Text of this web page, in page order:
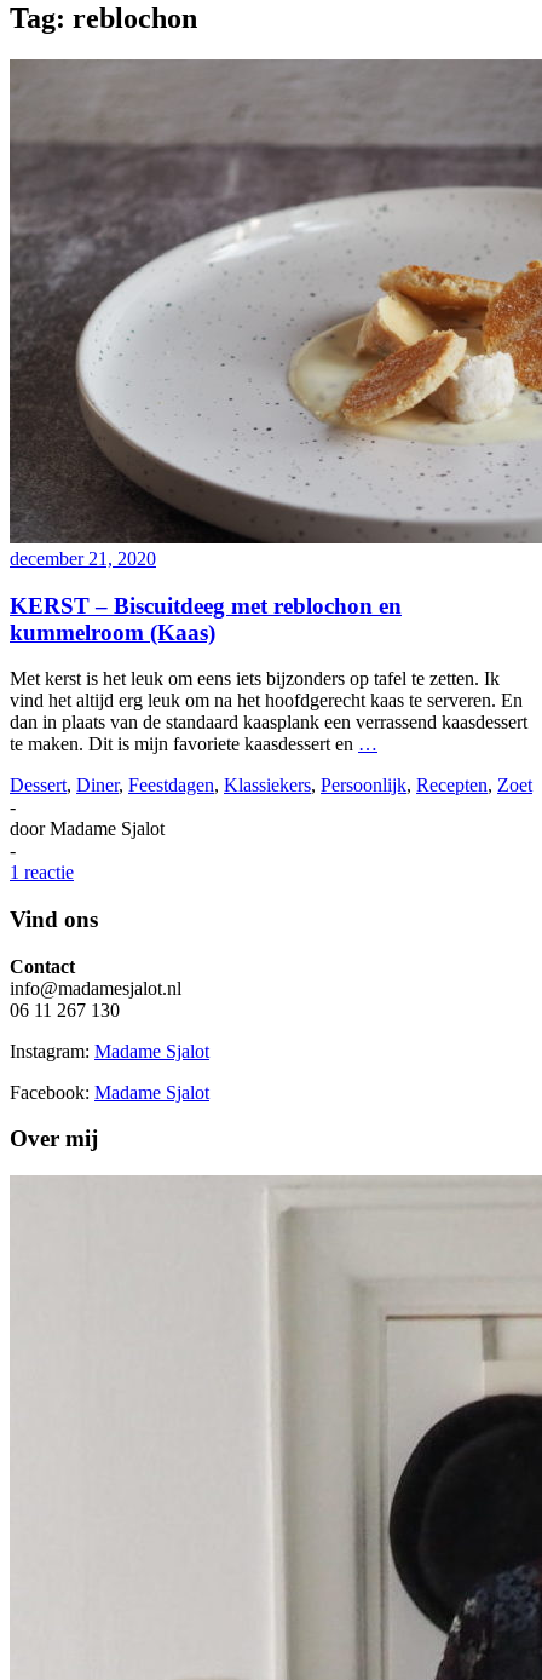
Tag: reblochon
december 21, 2020
KERST – Biscuitdeeg met reblochon en
kummelroom (Kaas)
Met kerst is het leuk om eens iets bijzonders op tafel te zetten. Ik
vind het altijd erg leuk om na het hoofdgerecht kaas te serveren. En
dan in plaats van de standaard kaasplank een verrassend kaasdessert
te maken. Dit is mijn favoriete kaasdessert en …
Dessert, Diner, Feestdagen, Klassiekers, Persoonlijk, Recepten, Zoet
-
doorMadame Sjalot
-
1 reactie
Vind ons
Contact
info@madamesjalot.nl
06 11 267 130
Instagram: Madame Sjalot
Facebook: Madame Sjalot
Over mij